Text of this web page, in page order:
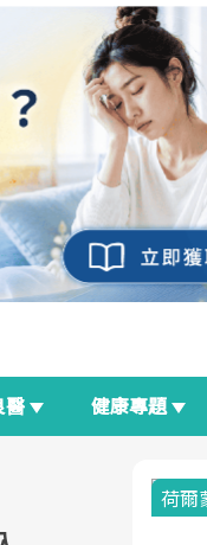
醫 健康專題
荷爾